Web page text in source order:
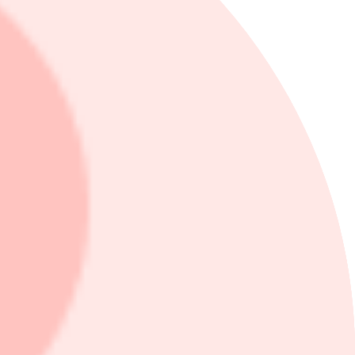
motsvarande tidpunkt föregående år.